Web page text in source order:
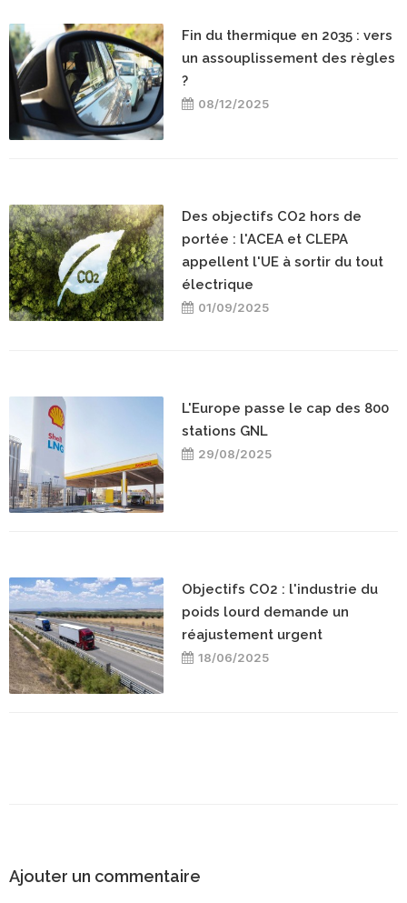
Fin du thermique en 2035 : vers
un assouplissement des règles
?
08/12/2025
Des objectifs CO2 hors de
portée : l'ACEA et CLEPA
appellent l'UE à sortir du tout
électrique
01/09/2025
L'Europe passe le cap des 800
stations GNL
29/08/2025
Objectifs CO2 : l'industrie du
poids lourd demande un
réajustement urgent
18/06/2025
Ajouter un commentaire